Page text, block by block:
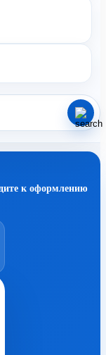
к оформлению